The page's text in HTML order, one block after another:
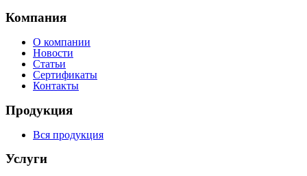
Компания
О компании
Новости
Статьи
Сертификаты
Контакты
Продукция
Вся продукция
Услуги